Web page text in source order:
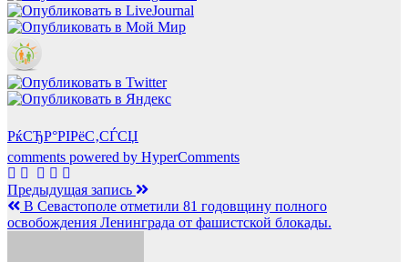
РќСЂР°РІРёС‚СЃСЏ
comments powered by HyperComments
Навигация
по
Предыдущая запись
В Севастополе отметили 81 годовщину полного
освобождения Ленинграда от фашистской блокады.